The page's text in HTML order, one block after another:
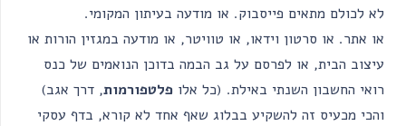
לא לכולם מתאים פייסבוק. או מודעה בעיתון המקומי.
או אתר. או סרטון וידאו, או טוויטר, או מודעה במגזין הורות או
עיצוב הבית, או לפרסם על גב הבמה בדוכן הנואמים של כנס
רואי החשבון השנתי באילת. (כל אלו פלטפורמות, דרך אגב)
והכי מכעיס זה להשקיע בבלוג שאף אחד לא קורא, בדף עסקי